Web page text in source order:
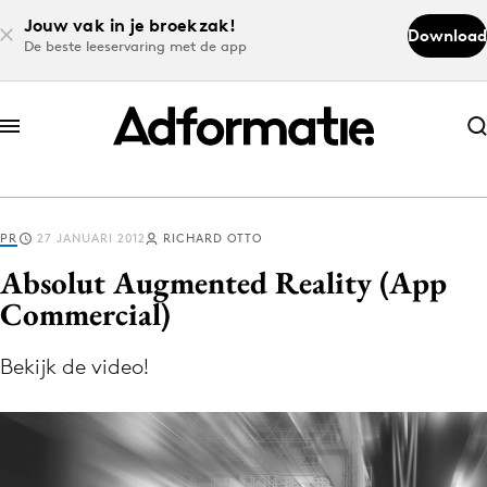
Jouw vak in je broekzak!
De beste leeservaring met de app
Download
Abonneer nu
Abonneer nu
Log in
Volg het laatste nieuws via de Adformatie
PR 27 JANUARI 2012 RICHARD OTTO
Absolut Augmented Reality (App
Commercial)
Bekijk de video!